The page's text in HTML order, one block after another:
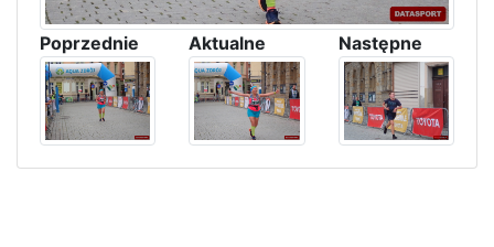
Poprzednie Aktualne Następne